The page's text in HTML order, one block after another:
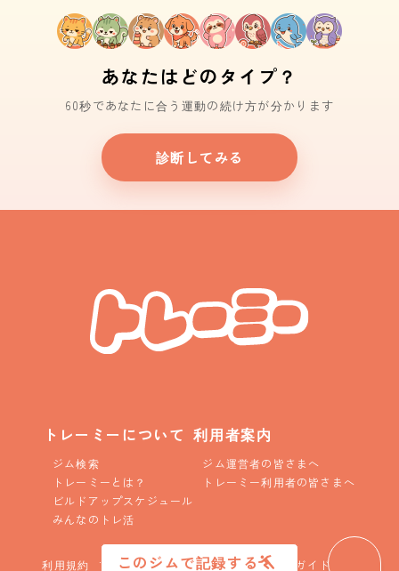
このジムで記録する
あなたはどのタイプ？
60秒であなたに合う運動の続け方が分かります
診断してみる
トレーミーについて
ジム検索
トレーミーとは？
ビルドアップスケジュール
みんなのトレ活
利用者案内
ジム運営者の皆さまへ
トレーミー利用者の皆さまへ
利用規約 プライバシーポリシー コニュニティガイドライン